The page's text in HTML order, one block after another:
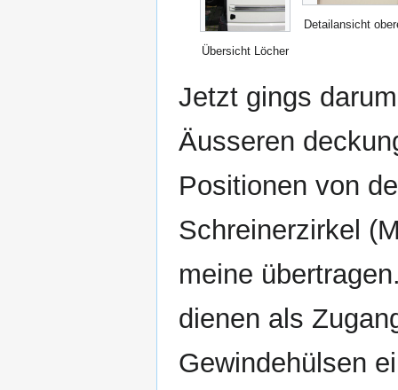
Übersicht Löcher
Detailansicht
Jetzt gings
Äusseren
Positionen von
Schreinerzirkel
meine
dienen als
Gewindehülsen